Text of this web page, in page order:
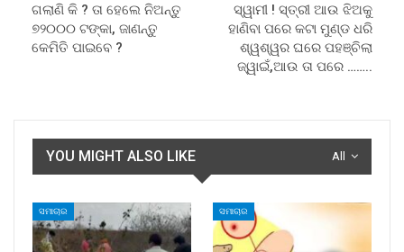
ଗଲାଣି କି ? ତା ହେଲେ ନିଅନ୍ତୁ
୭୨୦୦୦ ଟଙ୍କା, ଜାଣନ୍ତୁ
କେମିତି ପାଇବେ ?
ସ୍ୱାମୀ ! ସ୍ତ୍ରୀ ଆଉ ଝିଅକୁ
ହାଣିବା ପରେ କଟା ମୁଣ୍ଡ ଧରି
ଶ୍ୱଶ୍ୱର ଘରେ ପହଞ୍ଚିଲା
ଜ୍ୱାଇଁ,ଆଉ ତା ପରେ ……..
All
YOU MIGHT ALSO LIKE
ସମାଚାର ସମାଚାର